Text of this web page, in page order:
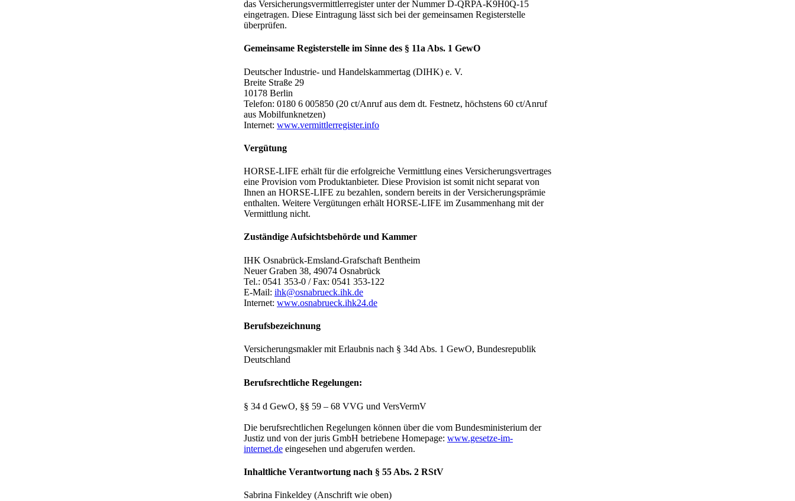
das Versicherungsvermittlerregister unter der Nummer D-QRPA-K9H0Q-15
eingetragen. Diese Eintragung lässt sich bei der gemeinsamen Registerstelle
überprüfen.
Gemeinsame Registerstelle im Sinne des § 11a Abs. 1 GewO
Deutscher Industrie- und Handelskammertag (DIHK) e. V.
Breite Straße 29
10178 Berlin
Telefon: 0180 6 005850 (20 ct/Anruf aus dem dt. Festnetz, höchstens 60 ct/Anruf
aus Mobilfunknetzen)
Internet: www.vermittlerregister.info
Vergütung
HORSE-LIFE erhält für die erfolgreiche Vermittlung eines Versicherungsvertrages
eine Provision vom Produktanbieter. Diese Provision ist somit nicht separat von
Ihnen an HORSE-LIFE zu bezahlen, sondern bereits in der Versicherungsprämie
enthalten. Weitere Vergütungen erhält HORSE-LIFE im Zusammenhang mit der
Vermittlung nicht.
Zuständige Aufsichtsbehörde und Kammer
IHK Osnabrück-Emsland-Grafschaft Bentheim
Neuer Graben 38, 49074 Osnabrück
Tel.: 0541 353-0 / Fax: 0541 353-122
E-Mail: ihk@osnabrueck.ihk.de
Internet: www.osnabrueck.ihk24.de
Berufsbezeichnung
Versicherungsmakler mit Erlaubnis nach § 34d Abs. 1 GewO, Bundesrepublik
Deutschland
Berufsrechtliche Regelungen:
§ 34 d GewO, §§ 59 – 68 VVG und VersVermV
Die berufsrechtlichen Regelungen können über die vom Bundesministerium der
Justiz und von der juris GmbH betriebene Homepage: www.gesetze-im-
internet.de eingesehen und abgerufen werden.
Inhaltliche Verantwortung nach § 55 Abs. 2 RStV
Sabrina Finkeldey (Anschrift wie oben)